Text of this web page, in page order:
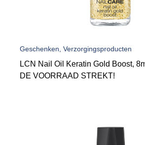
Geschenken, Verzorgingsproducten
LCN Nail Oil Keratin Gold Boost,
DE VOORRAAD STREKT!